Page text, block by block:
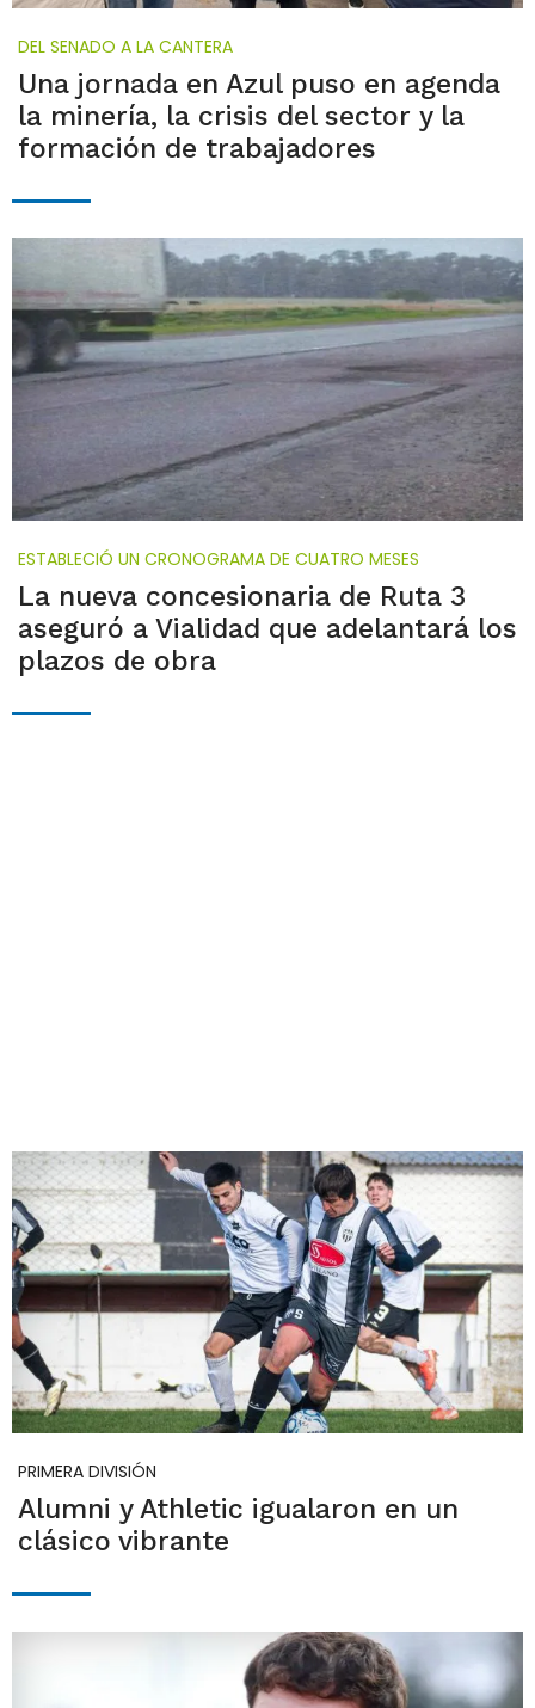
DEL SENADO A LA CANTERA
Una jornada en Azul puso en agenda
la minería, la crisis del sector y la
formación de trabajadores
ESTABLECIÓ UN CRONOGRAMA DE CUATRO MESES
La nueva concesionaria de Ruta 3
aseguró a Vialidad que adelantará los
plazos de obra
PRIMERA DIVISIÓN
Alumni y Athletic igualaron en un
clásico vibrante